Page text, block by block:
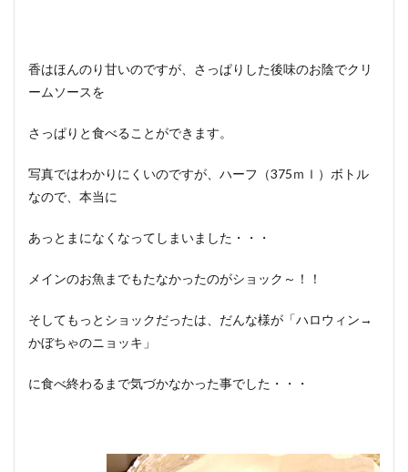
香はほんのり甘いのですが、さっぱりした後味のお陰でクリ
ームソースを
さっぱりと食べることができます。
写真ではわかりにくいのですが、ハーフ（375ｍｌ）ボトル
なので、本当に
あっとまになくなってしまいました・・・
メインのお魚までもたなかったのがショック～！！
そしてもっとショックだったは、だんな様が「ハロウィン→
かぼちゃのニョッキ」
に食べ終わるまで気づかなかった事でした・・・